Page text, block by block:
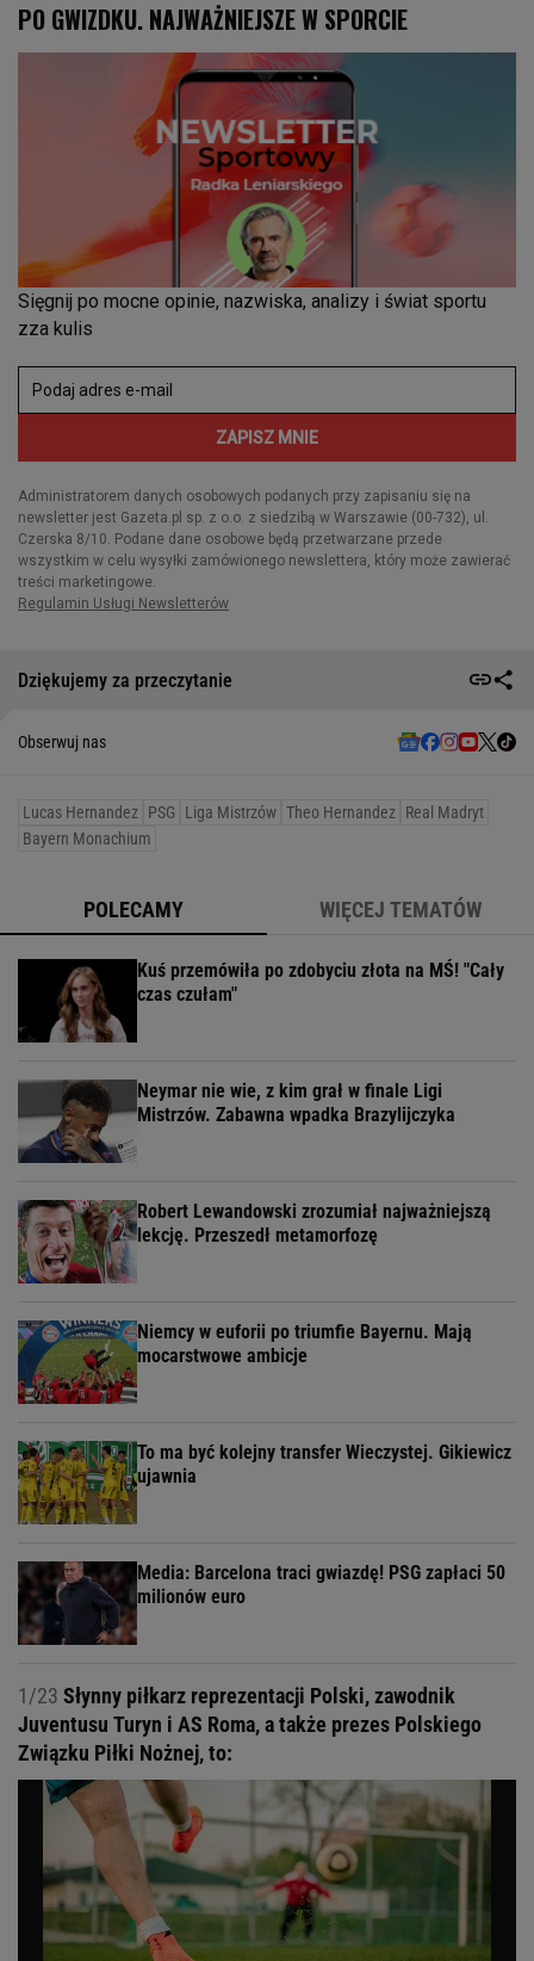
Dziękujemy za przeczytanie
Obserwuj nas
Lucas Hernandez PSG Liga Mistrzów Theo Hernandez Real Madryt
Bayern Monachium
POLECAMY WIĘCEJ TEMATÓW
Kuś przemówiła po zdobyciu złota na MŚ! "Cały
czas czułam"
Neymar nie wie, z kim grał w finale Ligi
Mistrzów. Zabawna wpadka Brazylijczyka
Robert Lewandowski zrozumiał najważniejszą
lekcję. Przeszedł metamorfozę
Niemcy w euforii po triumfie Bayernu. Mają
mocarstwowe ambicje
To ma być kolejny transfer Wieczystej. Gikiewicz
ujawnia
Media: Barcelona traci gwiazdę! PSG zapłaci 50
milionów euro
1/23 Słynny piłkarz reprezentacji Polski, zawodnik
Juventusu Turyn i AS Roma, a także prezes Polskiego
Związku Piłki Nożnej, to: